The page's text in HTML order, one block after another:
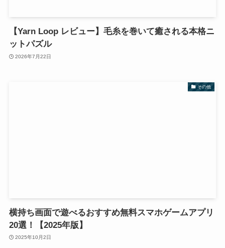
【Yarn Loop レビュー】毛糸を巻いて癒される本格ニ
ットパズル
2026年7月22日
その他
横持ち画面で遊べるおすすめ無料スマホゲームアプリ
20選！【2025年版】
2025年10月2日